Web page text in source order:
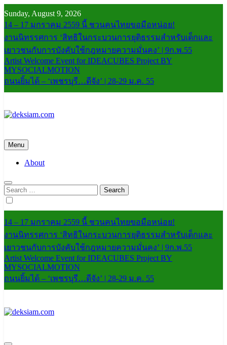
to
content
Sunday, August 9, 2026
14 – 17 มกราคม 2559 นี้ ชวนคนไทยขอมือหน่อย!
งานนิทรรศการ ‘สิทธิในกระบวนการยุติธรรมสำหรับเด็กและ
เยาวชนกับการบังคับใช้กฎหมายความมั่นคง’ | 9ก.พ.55
Artist Welcome Event for IDEACUBES Project BY
MYSOCIALMOTION
ถนนยิ้มได้ – ‘เพชรบุรี…ดีจัง’ | 28-29 ม.ค. 55
Menu
About
Search
for:
14 – 17 มกราคม 2559 นี้ ชวนคนไทยขอมือหน่อย!
งานนิทรรศการ ‘สิทธิในกระบวนการยุติธรรมสำหรับเด็กและ
เยาวชนกับการบังคับใช้กฎหมายความมั่นคง’ | 9ก.พ.55
Artist Welcome Event for IDEACUBES Project BY
MYSOCIALMOTION
ถนนยิ้มได้ – ‘เพชรบุรี…ดีจัง’ | 28-29 ม.ค. 55